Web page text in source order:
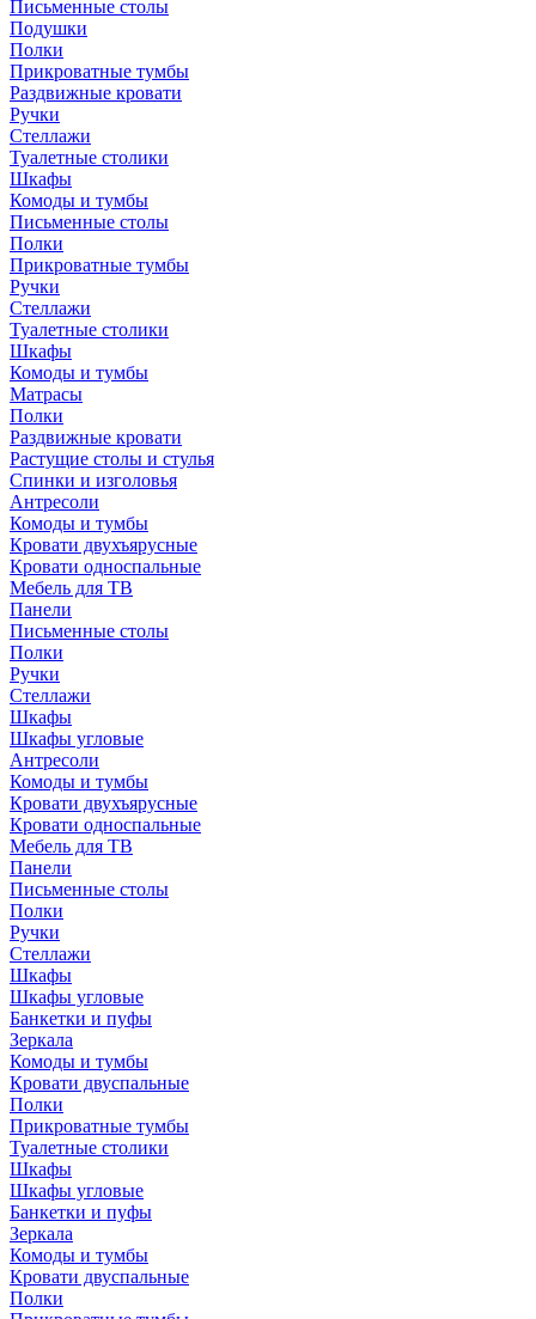
Письменные столы
Подушки
Полки
Прикроватные тумбы
Раздвижные кровати
Ручки
Стеллажи
Туалетные столики
Шкафы
Комоды и тумбы
Письменные столы
Полки
Прикроватные тумбы
Ручки
Стеллажи
Туалетные столики
Шкафы
Комоды и тумбы
Матрасы
Полки
Раздвижные кровати
Растущие столы и стулья
Спинки и изголовья
Антресоли
Комоды и тумбы
Кровати двухъярусные
Кровати односпальные
Мебель для ТВ
Панели
Письменные столы
Полки
Ручки
Стеллажи
Шкафы
Шкафы угловые
Антресоли
Комоды и тумбы
Кровати двухъярусные
Кровати односпальные
Мебель для ТВ
Панели
Письменные столы
Полки
Ручки
Стеллажи
Шкафы
Шкафы угловые
Банкетки и пуфы
Зеркала
Комоды и тумбы
Кровати двуспальные
Полки
Прикроватные тумбы
Туалетные столики
Шкафы
Шкафы угловые
Банкетки и пуфы
Зеркала
Комоды и тумбы
Кровати двуспальные
Полки